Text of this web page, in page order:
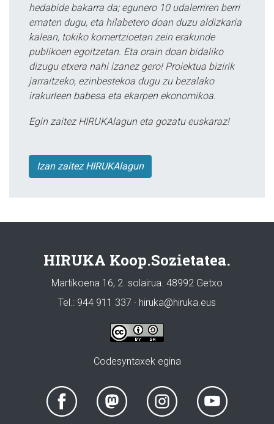
hedabide bakarra da; egunero 10 udalerriren berri
ematen dugu, eta hilabetero doan duzu aldizkaria
kalean, tokiko komertzioetan zein erakunde
publikoen egoitzetan. Eta orain doan bidaliko
dizugu etxera nahi izanez gero! Proiektua bizirik
jarraitzeko, ezinbestekoa dugu zu bezalako
irakurleen babesa eta ekarpen ekonomikoa.
Egin zaitez HIRUKAlagun eta gozatu euskaraz!
Izan zaitez HIRUKAlagun
HIRUKA Koop.Sozietatea.
Martikoena 16, 2. solairua. 48992 Getxo
Tel.: 944 911 337 · hiruka@hiruka.eus
Codesyntaxek egina